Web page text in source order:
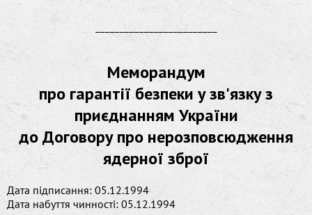
_________________________
Меморандум
про гарантії безпеки у зв'язку з
приєднанням України
до Договору про нерозповсюдження
ядерної зброї
Дата підписання: 05.12.1994
Дата набуття чинності: 05.12.1994